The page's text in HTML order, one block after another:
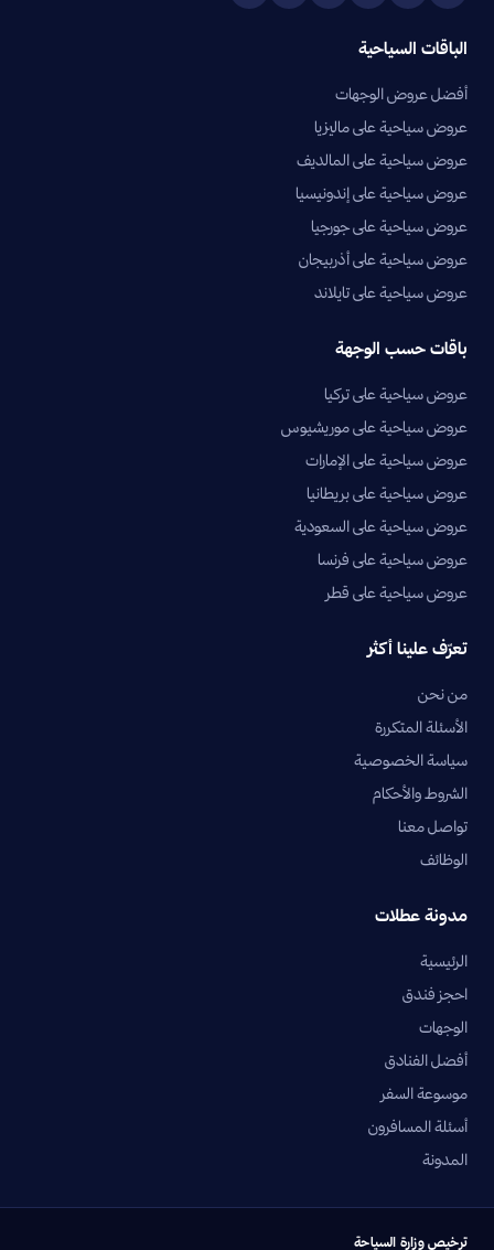
الباقات السياحية
أفضل عروض الوجهات
عروض سياحية على ماليزيا
عروض سياحية على المالديف
عروض سياحية على إندونيسيا
عروض سياحية على جورجيا
عروض سياحية على أذربيجان
عروض سياحية على تايلاند
باقات حسب الوجهة
عروض سياحية على تركيا
عروض سياحية على موريشيوس
عروض سياحية على الإمارات
عروض سياحية على بريطانيا
عروض سياحية على السعودية
عروض سياحية على فرنسا
عروض سياحية على قطر
تعرّف علينا أكثر
من نحن
الأسئلة المتكررة
سياسة الخصوصية
الشروط والأحكام
تواصل معنا
الوظائف
مدونة عطلات
الرئيسية
احجز فندق
الوجهات
أفضل الفنادق
موسوعة السفر
أسئلة المسافرون
المدونة
ترخيص وزارة السياحة